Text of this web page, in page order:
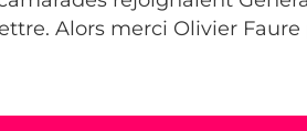
Alors merci Olivier